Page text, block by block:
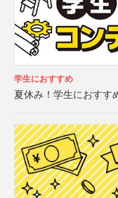
学生におすすめ
夏休み！学生におすす